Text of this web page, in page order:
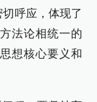
呼应，体现了
法论相统一的
想核心要义和